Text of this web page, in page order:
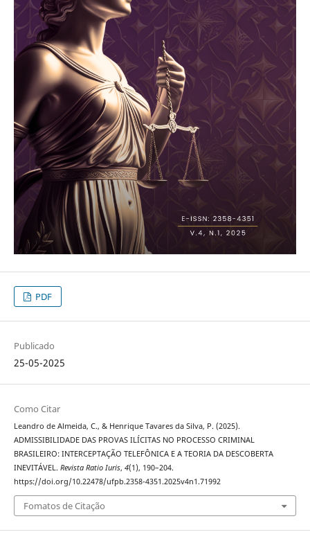
PDF
Publicado
25-05-2025
Como Citar
Leandro de Almeida, C., & Henrique Tavares da Silva, P. (2025).
ADMISSIBILIDADE DAS PROVAS ILÍCITAS NO PROCESSO CRIMINAL
BRASILEIRO: INTERCEPTAÇÃO TELEFÔNICA E A TEORIA DA DESCOBERTA
INEVITÁVEL. Revista Ratio Iuris, 4(1), 190–204.
https://doi.org/10.22478/ufpb.2358-4351.2025v4n1.71992
Fomatos de Citação